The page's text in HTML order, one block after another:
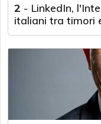
2 - LinkedIn,
italiani tra timori